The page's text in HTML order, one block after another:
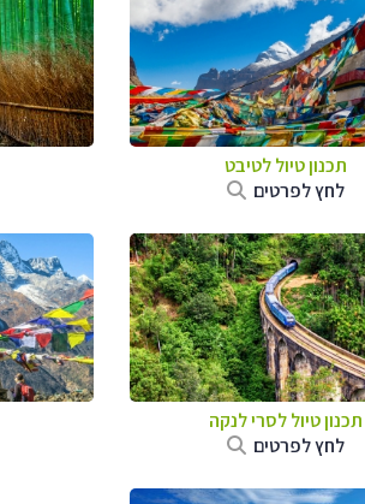
תכנון טיוללטיבט
לחץ לפרטים
תכנון טיוללסרי לנקה
לחץ לפרטים